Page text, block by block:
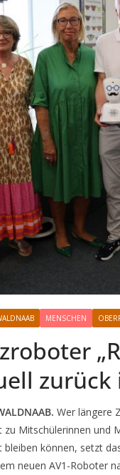
MENSCHEN
zurück
Wer längere
Mitschülerinnen und
bleiben können, setzt
neuen AV1-Roboter